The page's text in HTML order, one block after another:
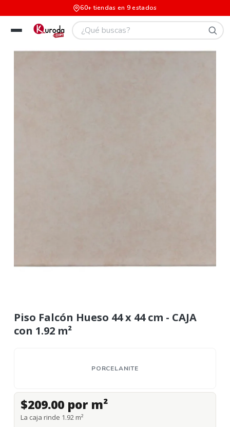
60+ tiendas en 9 estados
Piso Falcón Hueso 44 x 44 cm - CAJA
con 1.92 m²
PORCELANITE
$209.00 por m²
La caja rinde 1.92 m²